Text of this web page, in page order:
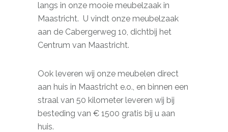
langs in onze mooie meubelzaak in
Maastricht. U vindt onze meubelzaak
aan de Cabergerweg 10, dichtbij het
Centrum van Maastricht.
Ook leveren wij onze meubelen direct
aan huis in Maastricht e.o., en binnen een
straal van 50 kilometer leveren wij bij
besteding van € 1500 gratis bij u aan
huis.